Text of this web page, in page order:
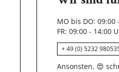
MO bis DO: 09:00
FR: 09:00 - 14:00
+ 49 (0) 5232
Ansonsten, 😍